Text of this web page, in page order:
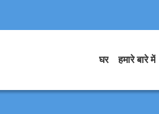
घर हमारे बारे में